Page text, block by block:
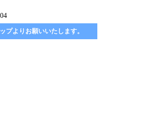
プよりお願いいたします。